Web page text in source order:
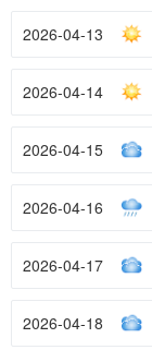
2026-04-13
2026-04-14
2026-04-15
2026-04-16
2026-04-17
2026-04-18